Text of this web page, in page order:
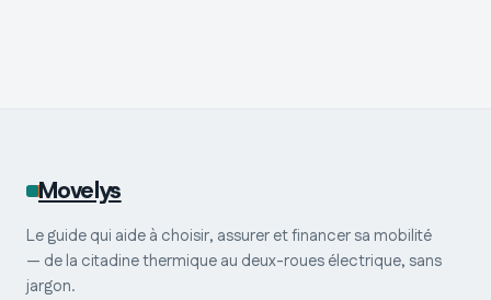
Movelys
Le guide qui aide à choisir, assurer et financer sa mobilité
— de la citadine thermique au deux-roues électrique, sans
jargon.